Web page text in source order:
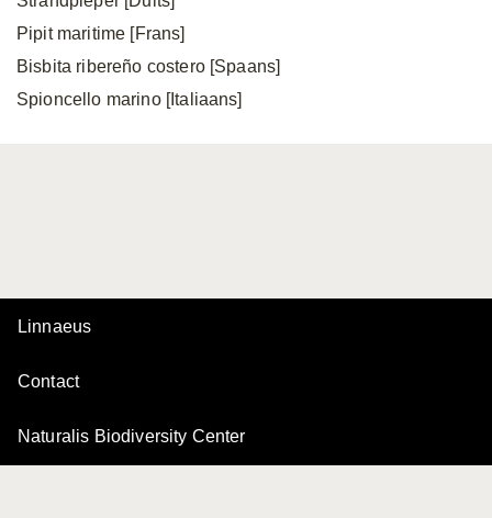
Pipit maritime [Frans]
Bisbita ribereño costero [Spaans]
Spioncello marino [Italiaans]
Linnaeus
Contact
Naturalis Biodiversity Center